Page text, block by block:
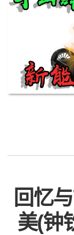
回忆
美(钟